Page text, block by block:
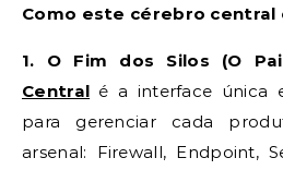
Como este cérebro central
1. O Fim dos Silos (O
Central é a interface única
para gerenciar cada
arsenal: Firewall, Endpoint,